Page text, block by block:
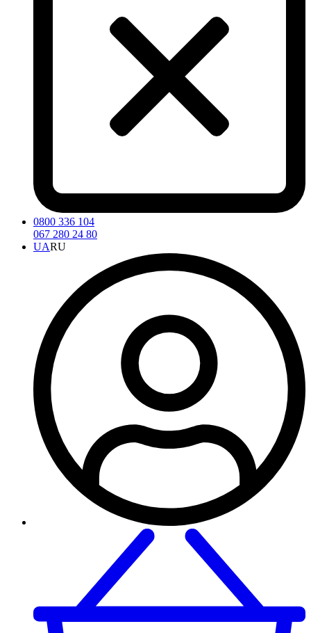
0800 336 104
067 280 24 80
UARU